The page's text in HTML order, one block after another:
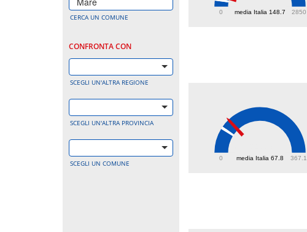
CERCA UN COMUNE
CONFRONTA CON
SCEGLI UN'ALTRA REGIONE
SCEGLI UN'ALTRA PROVINCIA
SCEGLI UN COMUNE
media Italia 148.7
0 2850
media Italia 67.8
0 367.1